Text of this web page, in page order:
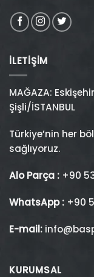
İLETIŞIM
MAĞAZA:
Şişli/İSTANBUL
Türkiye’nin her
sağlıyoruz.
Alo Parça : +90
WhatsApp : +90
E-mail:
KURUMSAL